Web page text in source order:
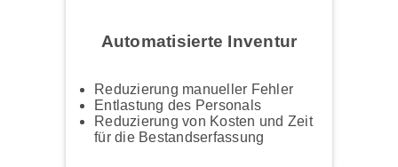
Automatisierte Inventur
Reduzierung manueller Fehler
Entlastung des Personals
Reduzierung von Kosten und Zeit
für die Bestandserfassung